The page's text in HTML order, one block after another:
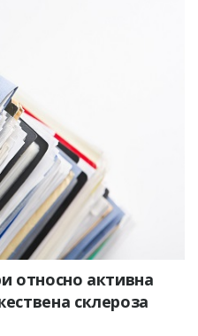
относно активна
склероза